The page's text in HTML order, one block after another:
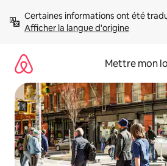
directement
Afficher la langue d'origine
Mettre mon